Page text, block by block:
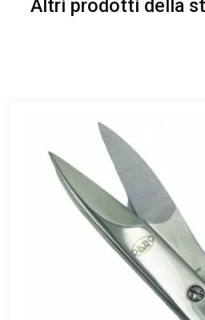
Altri prodotti della